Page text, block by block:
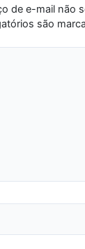
de e-mail não
são